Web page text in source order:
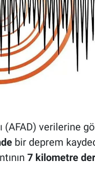
verilerine
bir deprem
7 kilometre